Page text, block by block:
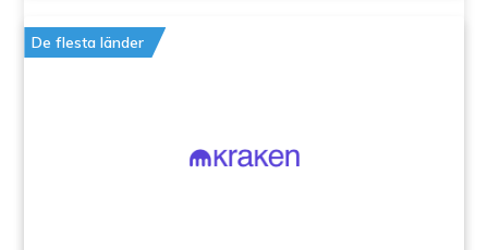
De flesta länder